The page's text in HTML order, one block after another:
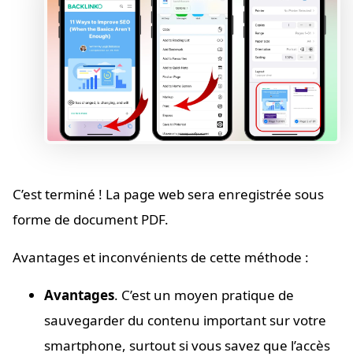
C’est terminé ! La page web sera enregistrée sous
forme de document PDF.
Avantages et inconvénients de cette méthode :
Avantages. C’est un moyen pratique de
sauvegarder du contenu important sur votre
smartphone, surtout si vous savez que l’accès